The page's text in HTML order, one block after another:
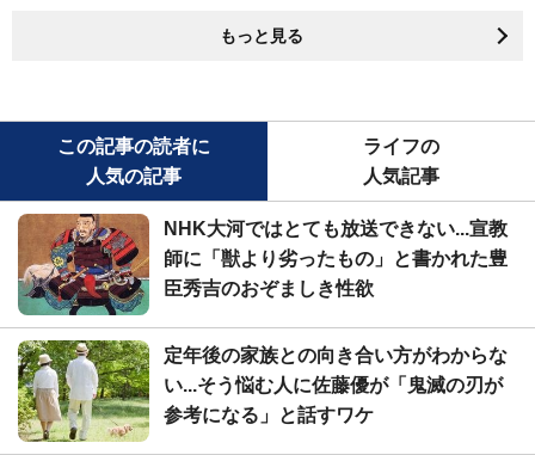
もっと見る
この記事の読者に
人気の記事
ライフの
人気記事
NHK大河ではとても放送できない...宣教
師に「獣より劣ったもの」と書かれた豊
臣秀吉のおぞましき性欲
定年後の家族との向き合い方がわからな
い...そう悩む人に佐藤優が「鬼滅の刃が
参考になる」と話すワケ